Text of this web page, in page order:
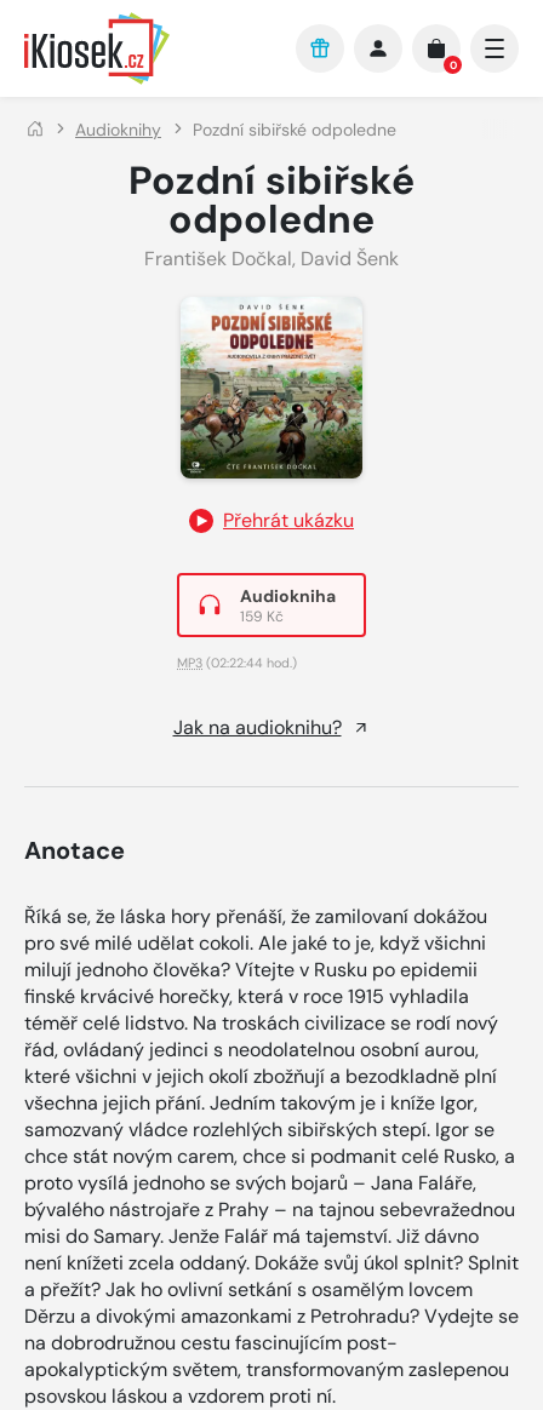
Přejít na hlavní obsah
0
Audioknihy Pozdní sibiřské odpoledne
Pozdní sibiřské
odpoledne
František Dočkal, David Šenk
Přehrát ukázku
Audiokniha
159 Kč
MP3 (02:22:44 hod.)
Jak na audioknihu?
Anotace
Říká se, že láska hory přenáší, že zamilovaní dokážou
pro své milé udělat cokoli. Ale jaké to je, když všichni
milují jednoho člověka? Vítejte v Rusku po epidemii
finské krvácivé horečky, která v roce 1915 vyhladila
téměř celé lidstvo. Na troskách civilizace se rodí nový
řád, ovládaný jedinci s neodolatelnou osobní aurou,
které všichni v jejich okolí zbožňují a bezodkladně plní
všechna jejich přání. Jedním takovým je i kníže Igor,
samozvaný vládce rozlehlých sibiřských stepí. Igor se
chce stát novým carem, chce si podmanit celé Rusko, a
proto vysílá jednoho se svých bojarů – Jana Faláře,
bývalého nástrojaře z Prahy – na tajnou sebevražednou
misi do Samary. Jenže Falář má tajemství. Již dávno
není knížeti zcela oddaný. Dokáže svůj úkol splnit? Splnit
a přežít? Jak ho ovlivní setkání s osamělým lovcem
Děrzu a divokými amazonkami z Petrohradu? Vydejte se
na dobrodružnou cestu fascinujícím post-
apokalyptickým světem, transformovaným zaslepenou
psovskou láskou a vzdorem proti ní.